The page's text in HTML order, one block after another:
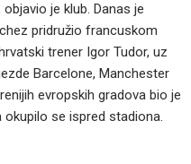
je klub. Danas je
pridružio francuskom
trener Igor Tudor, uz
Barcelone, Manchester
evropskih gradova bio je
okupilo se ispred stadiona.